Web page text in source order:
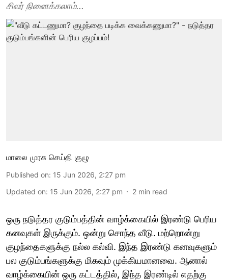
சிலர் நினைக்கலாம்...
மாலை முரசு செய்தி குழு
Published on: 15 Jun 2026, 2:27 pm
Updated on: 15 Jun 2026, 2:27 pm 2 min read
ஒரு நடுத்தர குடும்பத்தின் வாழ்க்கையில் இரண்டு பெரிய
கனவுகள் இருக்கும். ஒன்று சொந்த வீடு. மற்றொன்று
குழந்தைகளுக்கு நல்ல கல்வி. இந்த இரண்டு கனவுகளும்
பல குடும்பங்களுக்கு மிகவும் முக்கியமானவை. ஆனால்
வாழ்க்கையின் ஒரு கட்டத்தில், இந்த இரண்டில் எதற்கு